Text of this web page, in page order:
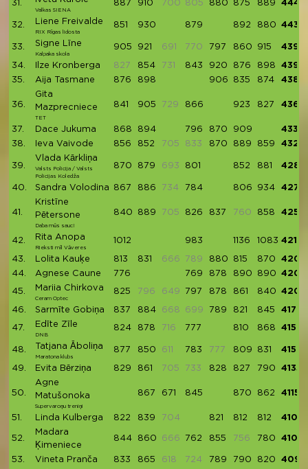
31.
Valkas SIENA
887 910 700 805 880 875 889 4441
32. Liene Freivalde
RIX Rīgas lidosta
851 930 879 892 880 4432
33. Signe Līne
Kalpaka skola
905 921 691 770 797 860 915 4398
34. Ilze Kronberga 827 854 731 843 920 876 898
4391
35.
Aija Tasmane 876 898 906 835 874 4389
36.
Gita
Mazprecniece
TET
841 905 729 866 923 827 4362
37. Dace Jukuma 868 894 796 870 909
4337
38.
Ieva Vaivode 856 852 705 833 870 889 859 4326
39.
Vlada Kārkliņa
Valsts Policija / Valsts
Policijas Koledža
870 879 693 801 852 881 4283
40. Sandra Volodina 867 886 734 784 806 934 4277
41.
Kristīne
Pētersone
Daba mūs sauc!
840 889 705 826 837 760 858 4250
42. Rita Anopa
Rieksti mīl Vāveres
1012 983 1136 1083 4214
43. Lolita Kauķe 813 831 666 789 880 815 870
4209
44.
Agnese Caune 776 769 878 890 890 4203
45. Mariia Chirkova
Ceram Optec
825 796 649 797 878 861 840 4201
46. Sarmīte Gobiņa 837 884 668 699 789 821 845 4176
47. Edīte Zīle
DNB
824 878 716 777 810 868 4157
48. Tatjana Āboliņa
Maratona klubs
877 850 611 783 777 809 831 4150
49. Evita Bērziņa 829 861 705 733 828 827 790 4135
50.
Agne
Matušonoka
Supervaroņu treniņi
867 671 845 870 862 4115
51. Linda Kulberga 822 839 704 821 812 812 4106
52.
Madara
Ķimeniece
844 860 666 762 855 756 780 4101
53. Vineta Pranča 833 865 618 724 789 790 820 4097